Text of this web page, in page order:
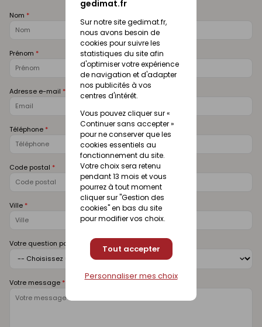
gedimat.fr
Sur notre site gedimat.fr,
nous avons besoin de
cookies pour suivre les
statistiques du site afin
d'optimiser votre expérience
de navigation et d'adapter
nos publicités à vos
centres d'intérêt.
Vous pouvez cliquer sur «
Continuer sans accepter »
pour ne conserver que les
cookies essentiels au
fonctionnement du site.
Votre choix sera retenu
pendant 13 mois et vous
pourrez à tout moment
cliquer sur "Gestion des
cookies" en bas du site
pour modifier vos choix.
Tout accepter
Personnaliser mes choix
Nom
Prénom
Adresse e-mail
Téléphone
Code postal
Ville
Votre question porte sur
Votre message